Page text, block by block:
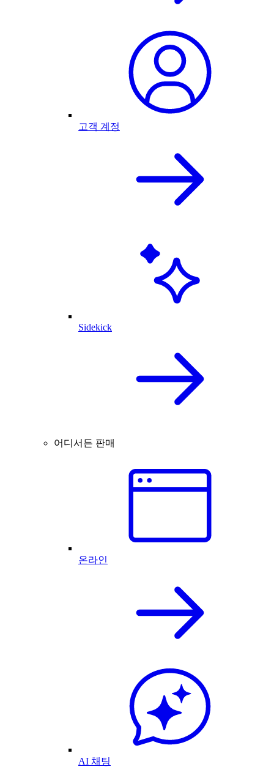
고객 계정
Sidekick
어디서든 판매
온라인
AI 채팅